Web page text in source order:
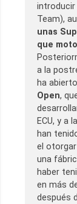
introducir
Team),
unas
que
a la
ha
Open,
ECU, y a
han
el
una
haber
en más
después